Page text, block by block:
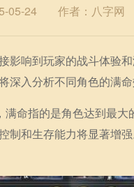
05-24 作者：八字网
影响到玩家的战斗体验
入分析不同角色的满
满命指的是角色达到最
制和生存能力将显著增